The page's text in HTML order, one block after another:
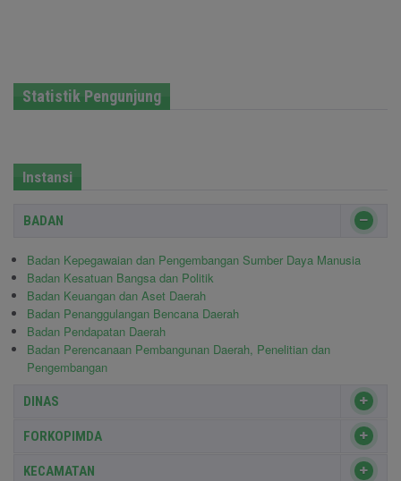
Statistik Pengunjung
Instansi
BADAN
Badan Kepegawaian dan Pengembangan Sumber Daya Manusia
Badan Kesatuan Bangsa dan Politik
Badan Keuangan dan Aset Daerah
Badan Penanggulangan Bencana Daerah
Badan Pendapatan Daerah
Badan Perencanaan Pembangunan Daerah, Penelitian dan
Pengembangan
DINAS
FORKOPIMDA
KECAMATAN